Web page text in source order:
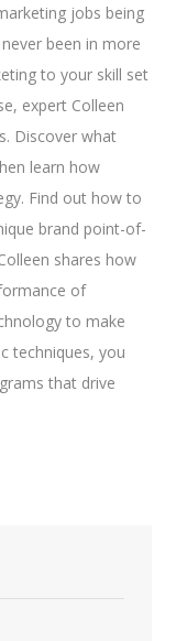
jobs being
been in more
to your skill set
expert Colleen
Discover what
learn how
Find out how to
brand point-of-
shares how
of
to make
techniques, you
that drive